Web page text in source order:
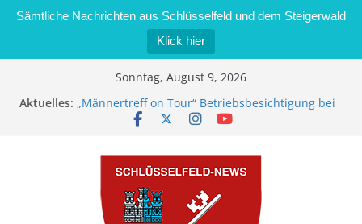
Sämtliche Nachrichten aus Schlüsselfeld und dem Steigerwald
Klick hier
Sonntag, August 9, 2026
Aktuelles: „Männertreff on Tour“ Betriebsbesichtigung bei
der Schreinerei Zimmermann GmbH
Brand in Sägewerk in Bernroth schnell unter
Kontrolle
Stadt Schlüsselfeld bietet Online-Anmeldung für
Kindergartenplätze an
Dieseldiebstahl im Wert von 600 Euro